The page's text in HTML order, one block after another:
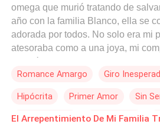
omega que murió tratando de
año con la familia Blanco, ella se
adorada por todos. No solo era mi
atesoraba como a una joya, mi
Serafina, «por accidente», dejó
padre dijo que debíamos dejar el
se deshizo de todo lo que le
Romance Amargo Giro
Hipócrita Primer Amor Sin
Reconciliación Arrepentirse